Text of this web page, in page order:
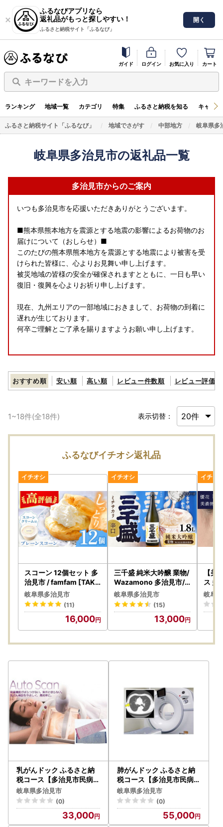
ふるなびアプリなら
返礼品がもっと探しやすい！
ふるさと納税サイト「ふるなび」
開く
ガイド ログイン お気に入り カート
キーワードを入力
ランキング 地域一覧 カテゴリ 特集 ふるさと納税を知る キャン
ふるさと納税サイト「ふるなび」 地域でさがす 中部地方 岐阜県多
岐阜県多治見市の返礼品一覧
多治見市からのご案内
いつも多治見市を応援いただきありがとうございます。
■熊本県熊本地方を震源とする地震の影響によるお荷物のお
届けについて（おしらせ）■
このたびの熊本県熊本地方を震源とする地震により被害を受
けられた皆様に、心よりお見舞い申し上げます。
被災地域の皆様の安全が確保されますとともに、一日も早い
復旧・復興を心よりお祈り申し上げます。
現在、九州エリアの一部地域におきまして、お荷物の到着に
遅れが生じております。
何卒ご理解とご了承を賜りますようお願い申し上げます。
誠に勝手ながら、以下の期間につきまして、返礼品の発送を
停止させていただきます。
※日時指定・一部指定便は除く
発送停止に伴い、ポータルサイトに掲載の期日よりも、お届
けまでに時間を要する場合がございます。
ご迷惑をおかけいたしますが、何卒ご理解のほどお願い申し
上げます。
【返礼品の発送について】
・返礼品のお届け時に破損や傷みなどの不具合があった場合
は、お届けから2週間以内に画像を添付の上、下記『多治見
市ふるさと納税サポート室』までご連絡ください。
ご注意①）長期不在などでお受け取りができない期間があ
ます。
ご注意②）お届け日、曜日のご指定はできかねます。
ご注意③）お申込みが集中する人気の返礼品は、ページ記
載の発送日程よりもお時間をいただく場合がございます。
【お申込み前に必ずご確認ください】
破損・欠陥について
合、当市からお送りするメールにおいて、システム上一部の
メールソフトにて文字化けが発生する可能性がございます。
何卒ご了承ください。
【ワンストップ申請のご案内】
・オンライン申請（ふるまど）】（推奨）
マイナンバーカードをお持ちの方は、郵送不要・即時完了
ふるまど
【2】紙（郵送）での申請
・郵便でお届けしておりますワンストップ特例制度申請書類
に必要事項をご記入いただき、必要書類を同封の上、〈送付
先〉までご提出をお願いいたします。
おすすめ順 安い順 高い順 レビュー件数順 レビュー評価順
1~18件(全18件) 表示切替：
ふるなびイチオシ返礼品
スコーン 12個セット 多
治見市 / famfam [TAK0
01] スコーン
岐阜県多治見市
(11)
16,000
三千盛 純米大吟醸 業物/
Wazamono 多治見市/
三千盛 [TBC001] 日本
酒 辛口
岐阜県多治見市
(15)
13,000
【美
ス 多
アス
ゃれ
岐阜
乳がんドック ふるさと納
税コース【多治見市民病院
】 健康診断 人間ドック [T
AR001]
岐阜県多治見市
(0)
33,000
肺がんドック ふるさと納
税コース【多治見市民病院
】 健康診断 人間ドック [T
AR003]
岐阜県多治見市
(0)
55,000